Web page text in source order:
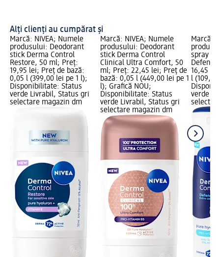
Alți clienți au cumpărat și
Marcă: NIVEA; Numele
produsului: Deodorant
stick Derma Control
Restore, 50 ml; Preț:
19,95 lei; Preț de bază:
0,05 l (399,00 lei pe 1 l);
Disponibilitate: Status
verde Livrabil, Status gri
selectare magazin dm
Marcă: NIVEA; Numele
produsului: Deodorant
stick Derma Control
Clinical Ultra Comfort, 50
ml; Preț: 22,45 lei; Preț de
bază: 0,05 l (449,00 lei pe 1
l); Grafică NOU;
Disponibilitate: Status
verde Livrabil, Status gri
selectare magazin dm
Marcă:
spray
Defend,
16,45
l
verde